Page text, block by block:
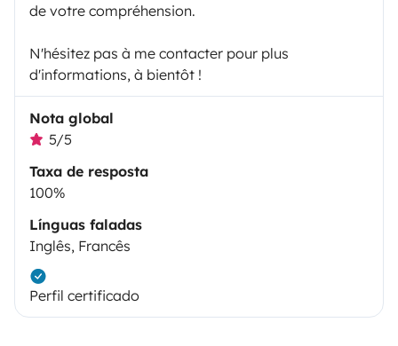
de votre compréhension.
N'hésitez pas à me contacter pour plus
d'informations, à bientôt !
Nota global
5/5
Taxa de resposta
100%
Línguas faladas
Inglês, Francês
Perfil certificado